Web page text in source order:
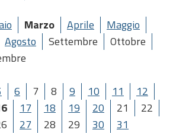
Marzo Aprile
Maggio
Agosto Settembre
Ottobre
6 7 8 9 10 11
12
17 18 19 20 21
22
27 28 29 30 31